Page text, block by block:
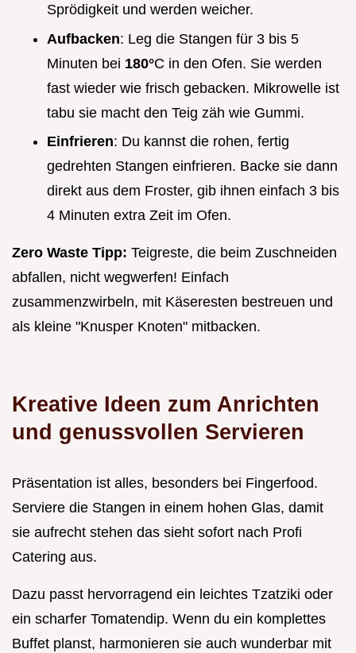
Sprödigkeit und werden weicher.
Aufbacken: Leg die Stangen für 3 bis 5
Minuten bei 180°C in den Ofen. Sie werden
fast wieder wie frisch gebacken. Mikrowelle ist
tabu sie macht den Teig zäh wie Gummi.
Einfrieren: Du kannst die rohen, fertig
gedrehten Stangen einfrieren. Backe sie dann
direkt aus dem Froster, gib ihnen einfach 3 bis
4 Minuten extra Zeit im Ofen.
Zero Waste Tipp: Teigreste, die beim Zuschneiden
abfallen, nicht wegwerfen! Einfach
zusammenzwirbeln, mit Käseresten bestreuen und
als kleine "Knusper Knoten" mitbacken.
Kreative Ideen zum Anrichten
und genussvollen Servieren
Präsentation ist alles, besonders bei Fingerfood.
Serviere die Stangen in einem hohen Glas, damit
sie aufrecht stehen das sieht sofort nach Profi
Catering aus.
Dazu passt hervorragend ein leichtes Tzatziki oder
ein scharfer Tomatendip. Wenn du ein komplettes
Buffet planst, harmonieren sie auch wunderbar mit